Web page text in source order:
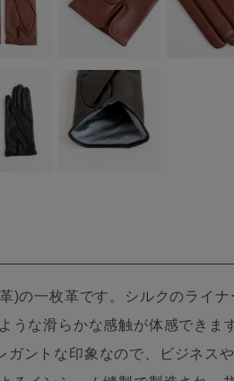
)の一枚革です。シルクのライ
うな滑らかな感触が体感できま
ガントな印象なので、ビジネス